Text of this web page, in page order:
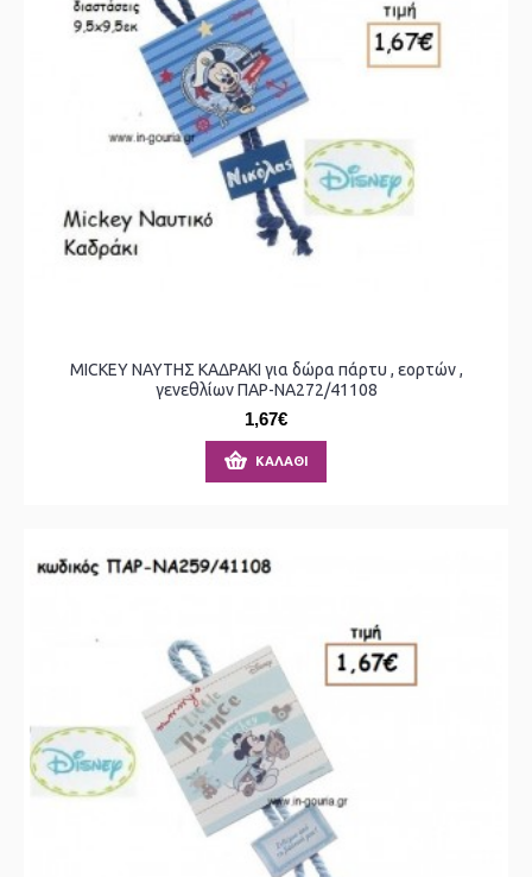
MICKEY ΝΑΥΤΗΣ ΚΑΔΡΑΚΙ για δώρα πάρτυ , εορτών ,
γενεθλίων ΠΑΡ-ΝΑ272/41108
1,67€
ΚΑΛΆΘΙ